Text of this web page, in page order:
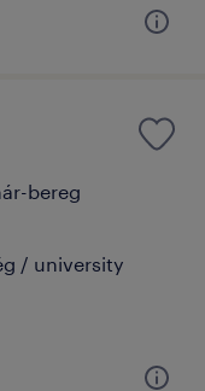
bereg
/ university